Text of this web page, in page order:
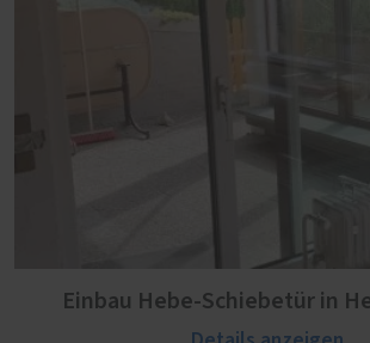
Einbau Hebe-Schiebetür in